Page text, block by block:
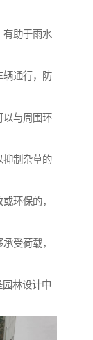
有助于雨水
通行，防
与周围环
制杂草的
环保的，
受荷载，
林设计中